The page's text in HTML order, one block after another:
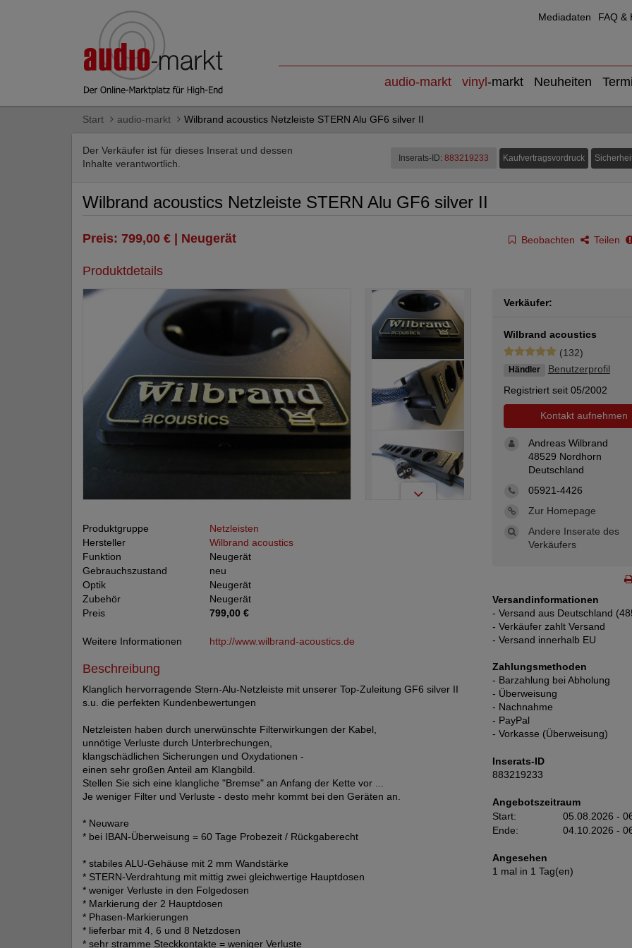
Mediadaten FAQ &
audio-markt vinyl -markt Neuheiten
Start audio-markt Wilbrand acoustics Netzleiste STERN Alu GF6 silver II
Der Verkäufer ist für dieses Inserat und dessen
Inhalte verantwortlich.
Inserats-ID: 883219233 Kaufvertragsvordruck
Wilbrand acoustics Netzleiste STERN Alu GF6 silver II
Preis: 799,00 € | Neugerät Beobachten Teilen
Produktdetails
Produktgruppe
Netzleisten
Hersteller
Wilbrand acoustics
Funktion
Neugerät
Gebrauchszustand
neu
Optik
Neugerät
Zubehör
Neugerät
Preis
799,00 €
Weitere Informationen http://www.wilbrand-acoustics.de
Beschreibung
Klanglich hervorragende Stern-Alu-Netzleiste mit unserer Top-Zuleitung GF6 silver II
s.u. die perfekten Kundenbewertungen
Netzleisten haben durch unerwünschte Filterwirkungen der Kabel,
unnötige Verluste durch Unterbrechungen,
klangschädlichen Sicherungen und Oxydationen -
einen sehr großen Anteil am Klangbild.
Stellen Sie sich eine klangliche "Bremse" an Anfang der Kette vor ...
Je weniger Filter und Verluste - desto mehr kommt bei den Geräten an.
* Neuware
* bei IBAN-Überweisung = 60 Tage Probezeit / Rückgaberecht
* stabiles ALU-Gehäuse mit 2 mm Wandstärke
* STERN-Verdrahtung mit mittig zwei gleichwertige Hauptdosen
* weniger Verluste in den Folgedosen
* Markierung der 2 Hauptdosen
* Phasen-Markierungen
* lieferbar mit 4, 6 und 8 Netzdosen
* sehr stramme Steckkontakte = weniger Verluste
Verkäufer:
Wilbrand acoustics
(132)
Händler
Benutzerprofil
Registriert seit 05/2002
Kontakt aufnehmen
Andreas Wilbrand
48529 Nordhorn
Deutschland
05921-4426
Zur Homepage
Andere Inserate des
Verkäufers
Versandinformationen
- Versand aus Deutschland
- Verkäufer zahlt Versand
- Versand innerhalb EU
Zahlungsmethoden
- Barzahlung bei Abholung
- Überweisung
- Nachnahme
- PayPal
- Vorkasse (Überweisung)
Inserats-ID
883219233
Angebotszeitraum
Start:
05.08.2026 -
Ende:
04.10.2026 -
Angesehen
1 mal in 1 Tag(en)